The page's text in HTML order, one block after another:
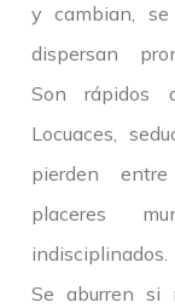
y cambian,
dispersan
Son rápidos
Locuaces,
pierden
placeres
Se aburren si